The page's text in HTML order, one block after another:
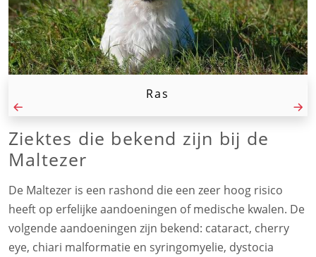
Ras
Ziektes die bekend zijn bij de
Maltezer
De Maltezer is een rashond die een zeer hoog risico
heeft op erfelijke aandoeningen of medische kwalen. De
volgende aandoeningen zijn bekend: cataract, cherry
eye, chiari malformatie en syringomyelie, dystocia